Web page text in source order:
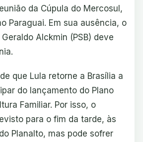
da Cúpula do Mercosul,
Paraguai. Em sua ausência, o
Alckmin (PSB) deve
que Lula retorne a Brasília a
do lançamento do Plano
Familiar. Por isso, o
para o fim da tarde, às
Planalto, mas pode sofrer